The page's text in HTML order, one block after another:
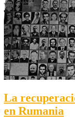
La
en Rumania